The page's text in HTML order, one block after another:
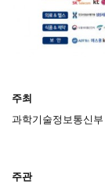
주최
과학기술정보통신부
주관